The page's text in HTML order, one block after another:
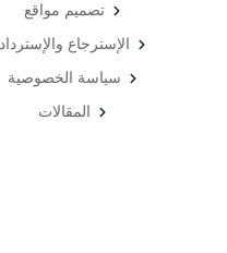
تصميم مواقع
الإسترجاع والإسترداد
سياسة الخصوصية
المقالات